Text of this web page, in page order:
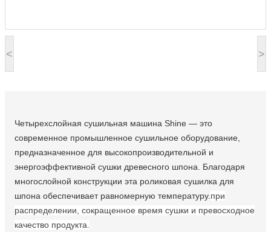
< >
Четырехслойная сушильная машина Shine — это
современное промышленное сушильное оборудование,
предназначенное для высокопроизводительной и
энергоэффективной сушки древесного шпона. Благодаря
многослойной конструкции эта роликовая сушилка для
шпона обеспечивает равномерную температуру.при
распределении, сокращенное время сушки и превосходное
качество продукта.